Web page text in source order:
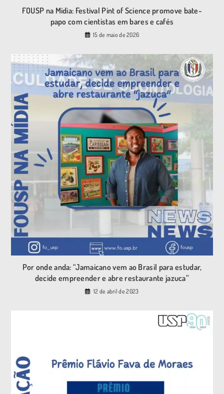
FOUSP na Mídia: Festival Pint of Science promove bate-
papo com cientistas em bares e cafés
15 de maio de 2026
Por onde anda: “Jamaicano vem ao Brasil para estudar,
decide empreender e abre restaurante jazuca”
12 de abril de 2023